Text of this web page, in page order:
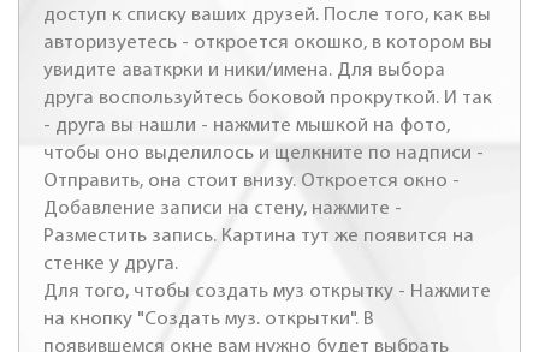
доступ к списку ваших друзей. После того, как вы
авторизуетесь - откроется окошко, в котором вы
увидите аваткрки и ники/имена. Для выбора
друга воспользуйтесь боковой прокруткой. И так
- друга вы нашли - нажмите мышкой на фото,
чтобы оно выделилось и щелкните по надписи -
Отправить, она стоит внизу. Откроется окно -
Добавление записи на стену, нажмите -
Разместить запись. Картина тут же появится на
стенке у друга.
Для того, чтобы создать муз открытку - Нажмите
на кнопку "Создать муз. открытки". В
появившемся окне вам нужно будет выбрать